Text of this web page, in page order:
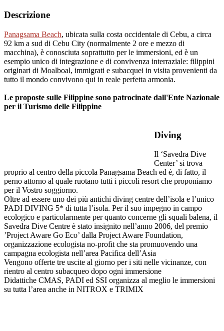
Descrizione
Panagsama Beach, ubicata sulla costa occidentale di Cebu, a circa
92 km a sud di Cebu City (normalmente 2 ore e mezzo di
macchina), è conosciuta soprattutto per le immersioni, ed è un
esempio unico di integrazione e di convivenza interraziale: filippini
originari di Moalboal, immigrati e subacquei in visita provenienti da
tutto il mondo convivono qui in reale perfetta armonia.
Le proposte sulle Filippine sono patrocinate dall'Ente Nazionale
per il Turismo delle Filippine
Diving
Il ‘Savedra Dive
Center’ si trova
proprio al centro della piccola Panagsama Beach ed è, di fatto, il
perno attorno al quale ruotano tutti i piccoli resort che proponiamo
per il Vostro soggiorno.
Oltre ad essere uno dei più antichi diving centre dell’isola e l’unico
PADI DIVING 5* di tutta l’isola. Per il suo impegno in campo
ecologico e particolarmente per quanto concerne gli squali balena, il
Savedra Dive Centre è stato insignito nell’anno 2006, del premio
’Project Aware Go Eco’ dalla Project Aware Foundation,
organizzazione ecologista no-profit che sta promuovendo una
campagna ecologista nell’area Pacifica dell’Asia
Vengono offerte tre uscite al giorno per i siti nelle vicinanze, con
rientro al centro subacqueo dopo ogni immersione
Didattiche CMAS, PADI ed SSI organizza al meglio le immersioni
su tutta l’area anche in NITROX e TRIMIX